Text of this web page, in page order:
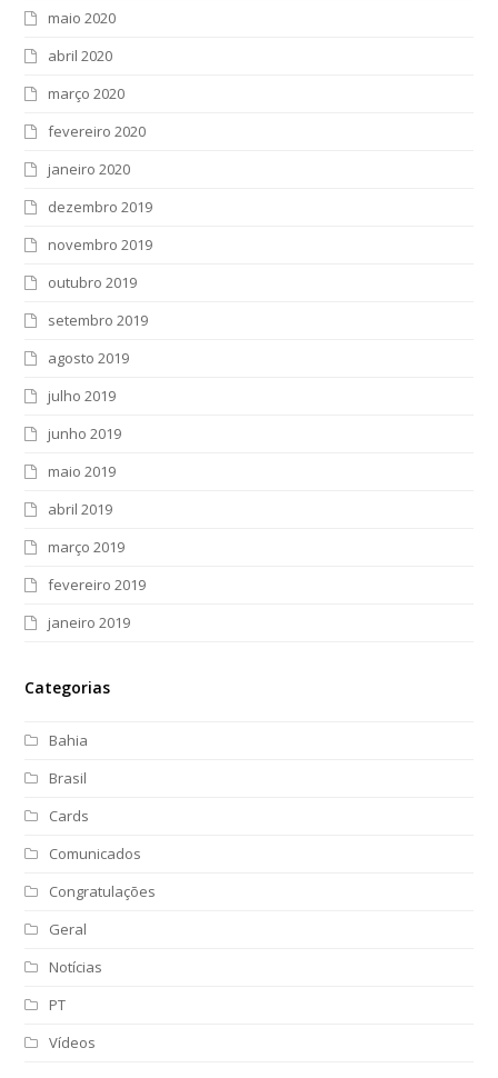
maio 2020
abril 2020
março 2020
fevereiro 2020
janeiro 2020
dezembro 2019
novembro 2019
outubro 2019
setembro 2019
agosto 2019
julho 2019
junho 2019
maio 2019
abril 2019
março 2019
fevereiro 2019
janeiro 2019
Categorias
Bahia
Brasil
Cards
Comunicados
Congratulações
Geral
Notícias
PT
Vídeos